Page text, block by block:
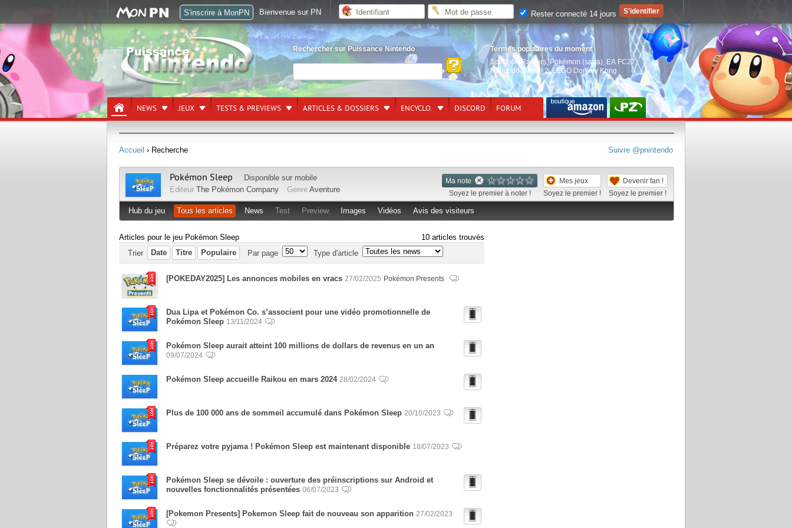
Rechercher sur Puissance Nintendo
Termes populaires du moment
Splatoon Raiders, Pokémon (saga) EA FC27,
Nintendo Switch 2,LEGO Donkey Kong
NEWS JEUX TESTS & PREVIEWS ARTICLES & DOSSIERS ENCYCLO. DISCORD FORUM
Suivre @pnintendo
Accueil › Recherche
Ma note
Soyez le premier à noter !
Mes jeux
Soyez le premier !
Devenir fan !
Soyez le premier !
Pokémon Sleep Disponible sur mobile
Editeur The Pokémon Company Genre Aventure
Hub du jeu Tous les articles News Test Preview Images Vidéos Avis des visiteurs
Articles pour le jeu Pokémon Sleep
10 articles trouvés
Trier
Date Titre Populaire Par page Type d'article
[POKEDAY2025] Les annonces mobiles en vracs 27/02/2025 Pokémon Presents
Dua Lipa et Pokémon Co. s’associent pour une vidéo promotionnelle de
Pokémon Sleep 13/11/2024
Pokémon Sleep aurait atteint 100 millions de dollars de revenus en un an
09/07/2024
Pokémon Sleep accueille Raikou en mars 2024 28/02/2024
Plus de 100 000 ans de sommeil accumulé dans Pokémon Sleep 20/10/2023
Préparez votre pyjama ! Pokémon Sleep est maintenant disponible 18/07/2023
Pokémon Sleep se dévoile : ouverture des préinscriptions sur Android et
nouvelles fonctionnalités présentées 06/07/2023
[Pokemon Presents] Pokemon Sleep fait de nouveau son apparition 27/02/2023
S'inscrire à MonPN Bienvenue sur PN Rester connecté 14 jours